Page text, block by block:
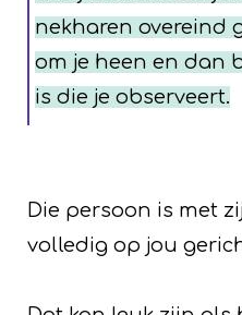
nekharen overeind
om je heen en dan
is die je observeert.
Die persoon is met
volledig op jou